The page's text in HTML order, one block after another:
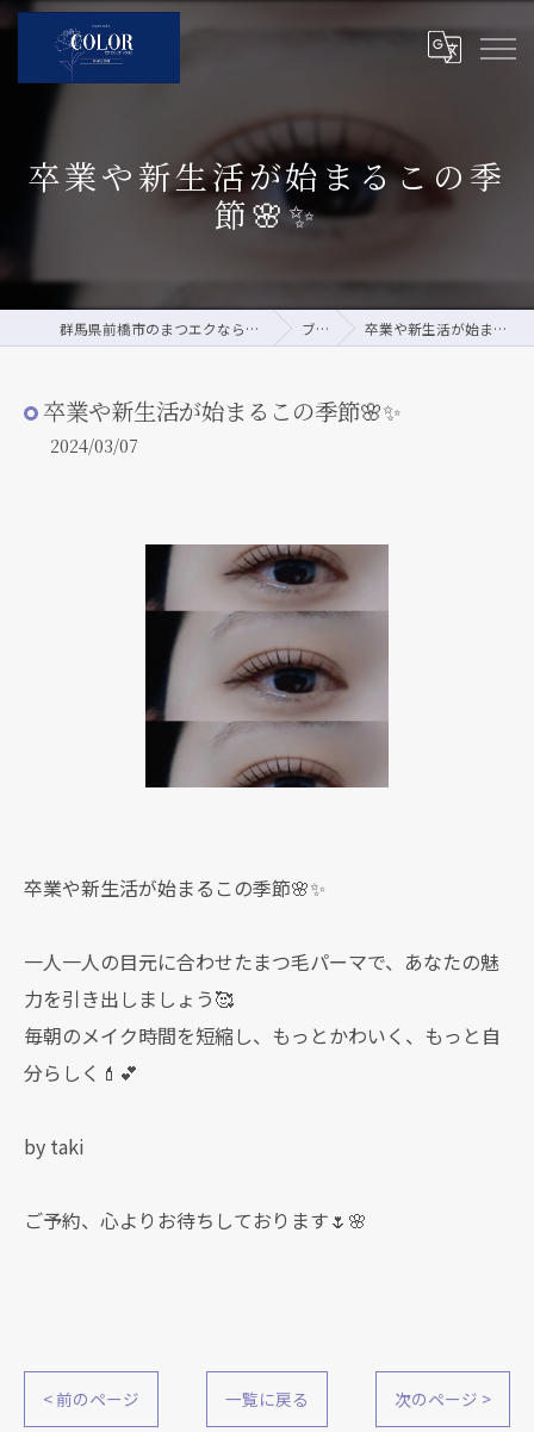
卒業や新生活が始まるこの季
節🌸✨
群馬県前橋市のまつエクならCOLOR by pour vous ブログ 卒業や新生活が始まるこの季節🌸✨
卒業や新生活が始まるこの季節🌸✨
2024/03/07
卒業や新生活が始まるこの季節🌸✨
一人一人の目元に合わせたまつ毛パーマで、あなたの魅
力を引き出しましょう🥰
毎朝のメイク時間を短縮し、もっとかわいく、もっと自
分らしく💄💕
by taki
ご予約、心よりお待ちしております🌷🌸
< 前のページ 一覧に戻る 次のページ >